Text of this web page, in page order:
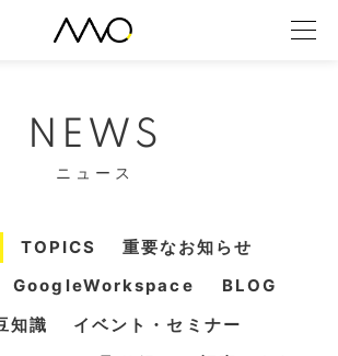
NEWS
ニュース
TOPICS
重要なお知らせ
GoogleWorkspace
BLOG
知識
イベント・セミナー